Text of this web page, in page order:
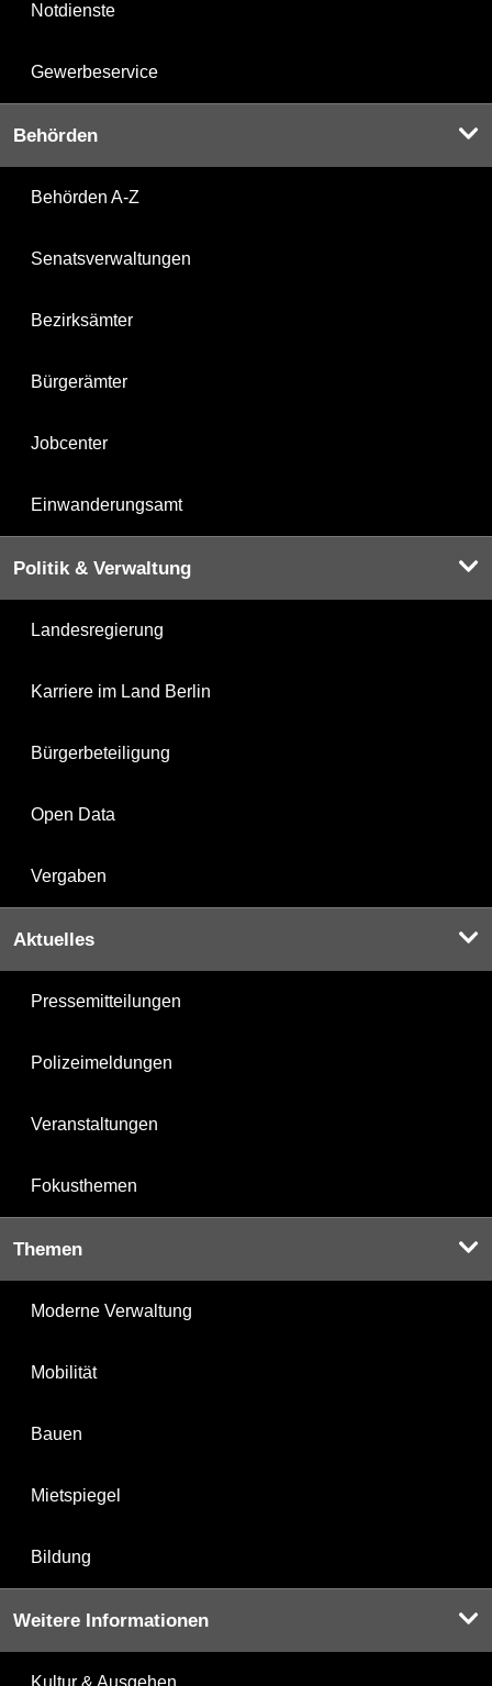
Notdienste
Gewerbeservice
Behörden
Behörden A-Z
Senatsverwaltungen
Bezirksämter
Bürgerämter
Jobcenter
Einwanderungsamt
Politik & Verwaltung
Landesregierung
Karriere im Land Berlin
Bürgerbeteiligung
Open Data
Vergaben
Aktuelles
Pressemitteilungen
Polizeimeldungen
Veranstaltungen
Fokusthemen
Themen
Moderne Verwaltung
Mobilität
Bauen
Mietspiegel
Bildung
Weitere Informationen